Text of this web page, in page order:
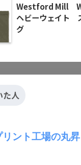
Westford Mill
ヘビーウェイト
グ
た人
リント工場の丸昇